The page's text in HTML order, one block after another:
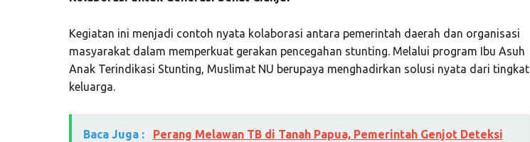
Kegiatan ini menjadi contoh nyata kolaborasi antara pemerintah daerah dan organisasi
masyarakat dalam memperkuat gerakan pencegahan stunting. Melalui program Ibu Asuh
Anak Terindikasi Stunting, Muslimat NU berupaya menghadirkan solusi nyata dari tingkat
keluarga.
Baca Juga :
Perang Melawan TB di Tanah Papua, Pemerintah Genjot Deteksi